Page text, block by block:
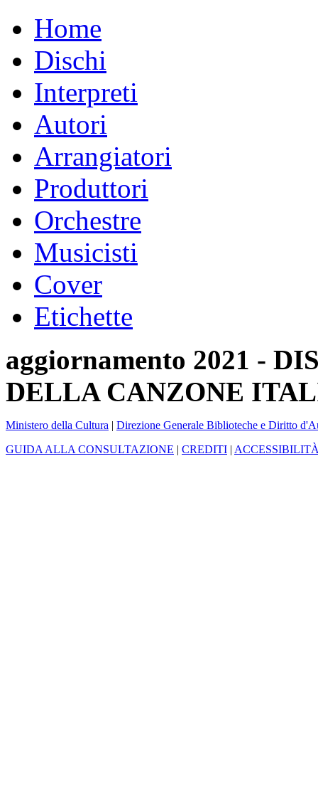
Home
Dischi
Interpreti
Autori
Arrangiatori
Produttori
Orchestre
Musicisti
Cover
Etichette
aggiornamento 2021 -
DELLA CANZONE
Ministero della Cultura | Direzione Generale Biblioteche e Diritto
GUIDA ALLA CONSULTAZIONE | CREDITI |